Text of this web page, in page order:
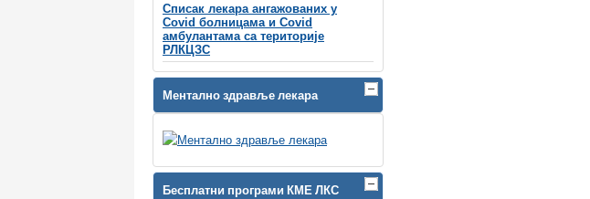
Списак лекара ангажованих у
Covid болницама и Covid
амбулантама са територије
РЛКЦЗС
Ментално здравље лекара
Бесплатни програми КМЕ ЛКС